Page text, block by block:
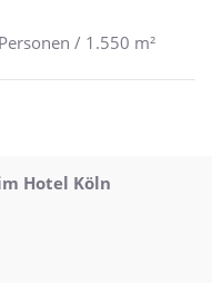
/ 1.550 m²
Hotel Köln